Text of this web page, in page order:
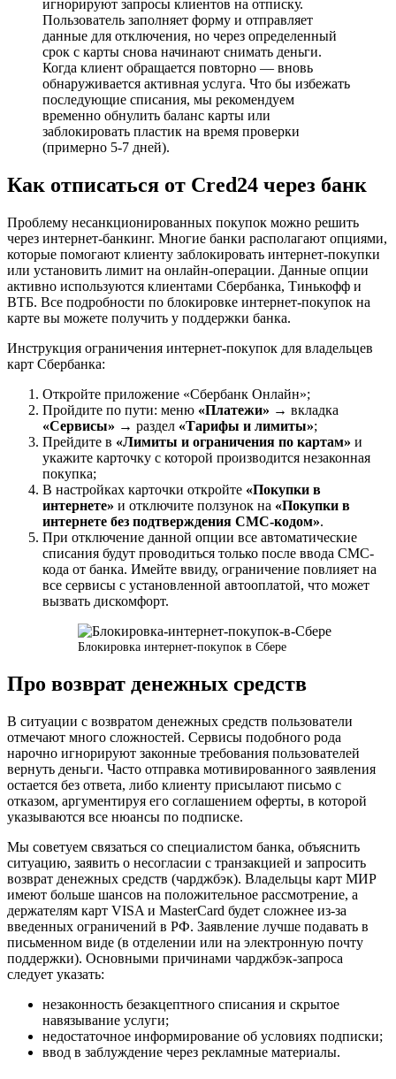
игнорируют запросы клиентов на отписку.
Пользователь заполняет форму и отправляет
данные для отключения, но через определенный
срок с карты снова начинают снимать деньги.
Когда клиент обращается повторно — вновь
обнаруживается активная услуга. Что бы избежать
последующие списания, мы рекомендуем
временно обнулить баланс карты или
заблокировать пластик на время проверки
(примерно 5-7 дней).
Как отписаться от Cred24 через банк
Проблему несанкционированных покупок можно решить
через интернет-банкинг. Многие банки располагают опциями,
которые помогают клиенту заблокировать интернет-покупки
или установить лимит на онлайн-операции. Данные опции
активно используются клиентами Сбербанка, Тинькофф и
ВТБ. Все подробности по блокировке интернет-покупок на
карте вы можете получить у поддержки банка.
Инструкция ограничения интернет-покупок для владельцев
карт Сбербанка:
Откройте приложение «Сбербанк Онлайн»;
Пройдите по пути: меню «Платежи» → вкладка
«Сервисы» → раздел «Тарифы и лимиты»;
Прейдите в «Лимиты и ограничения по картам» и
укажите карточку с которой производится незаконная
покупка;
В настройках карточки откройте «Покупки в
интернете» и отключите ползунок на «Покупки в
интернете без подтверждения СМС-кодом».
При отключение данной опции все автоматические
списания будут проводиться только после ввода СМС-
кода от банка. Имейте ввиду, ограничение повлияет на
все сервисы с установленной автооплатой, что может
вызвать дискомфорт.
Блокировка интернет-покупок в Сбере
Про возврат денежных средств
В ситуации с возвратом денежных средств пользователи
отмечают много сложностей. Сервисы подобного рода
нарочно игнорируют законные требования пользователей
вернуть деньги. Часто отправка мотивированного заявления
остается без ответа, либо клиенту присылают письмо с
отказом, аргументируя его соглашением оферты, в которой
указываются все нюансы по подписке.
Мы советуем связаться со специалистом банка, объяснить
ситуацию, заявить о несогласии с транзакцией и запросить
возврат денежных средств (чарджбэк). Владельцы карт МИР
имеют больше шансов на положительное рассмотрение, а
держателям карт VISA и MasterCard будет сложнее из-за
введенных ограничений в РФ. Заявление лучше подавать в
письменном виде (в отделении или на электронную почту
поддержки). Основными причинами чарджбэк-запроса
следует указать:
незаконность безакцептного списания и скрытое
навязывание услуги;
недостаточное информирование об условиях подписки;
ввод в заблуждение через рекламные материалы.